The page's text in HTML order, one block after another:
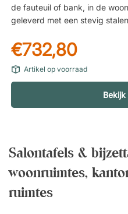
de fauteuil of bank, in de
geleverd met een stevig
steen. Modern design.
€732,80
Artikel op voorraad
Salontafels &
woonruimtes,
ruimtes